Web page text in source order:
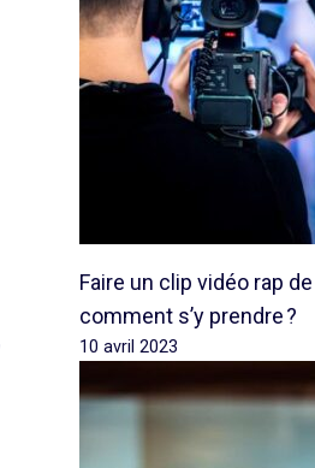
Faire un clip vidéo rap
comment s’y prendre ?
10 avril 2023